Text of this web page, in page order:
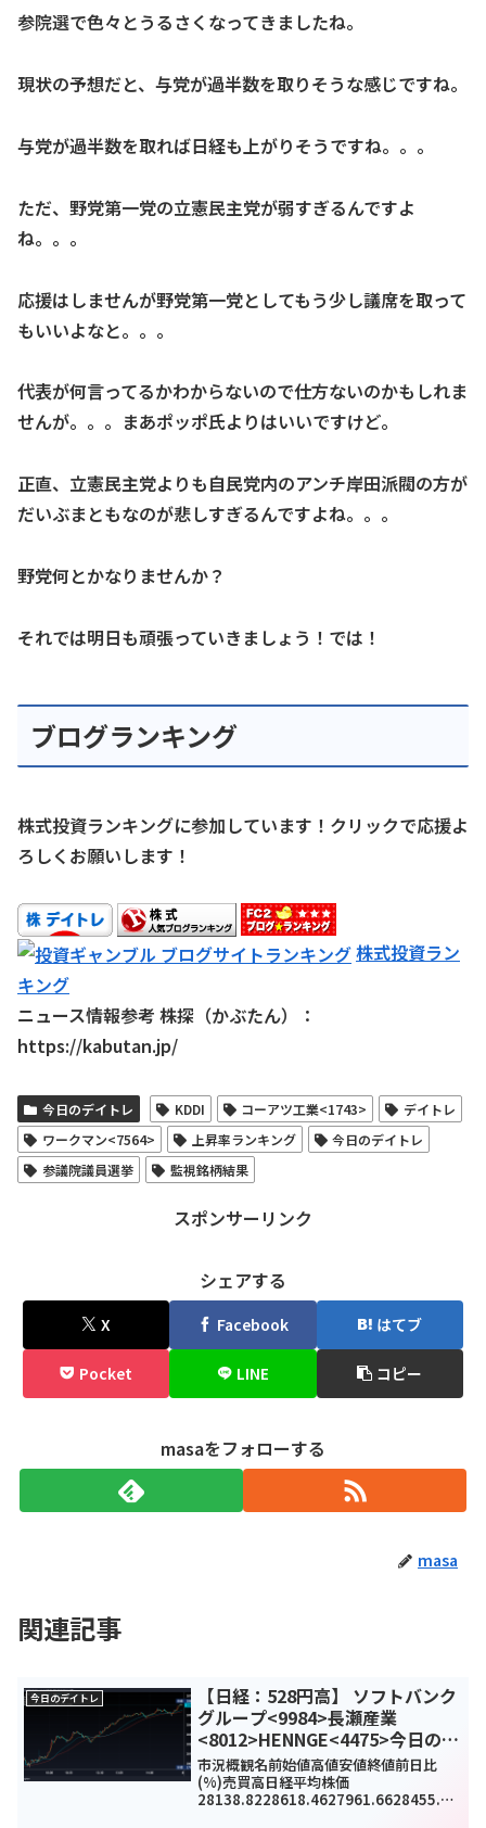
参院選で色々とうるさくなってきましたね。
現状の予想だと、与党が過半数を取りそうな感じですね。
与党が過半数を取れば日経も上がりそうですね。。。
ただ、野党第一党の立憲民主党が弱すぎるんですよ
ね。。。
応援はしませんが野党第一党としてもう少し議席を取って
もいいよなと。。。
代表が何言ってるかわからないので仕方ないのかもしれま
せんが。。。まあポッポ氏よりはいいですけど。
正直、立憲民主党よりも自民党内のアンチ岸田派閥の方が
だいぶまともなのが悲しすぎるんですよね。。。
野党何とかなりませんか？
それでは明日も頑張っていきましょう！では！
ブログランキング
株式投資ランキングに参加しています！クリックで応援よ
ろしくお願いします！
株式投資ラン
キング
ニュース情報参考 株探（かぶたん）：
https://kabutan.jp/
今日のデイトレ KDDI コーアツ工業<1743>
デイトレ
ワークマン<7564>
上昇率ランキング
今日のデイトレ
参議院議員選挙
監視銘柄結果
スポンサーリンク
シェアする
X Facebook はてブ
Pocket LINE コピー
masaをフォローする
masa
関連記事
今日のデイトレ
【日経：528円高】 ソフトバンク
グループ<9984>長瀬産業
<8012>HENNGE<4475>今日のデ
イトレ12月7日
市況概観名前始値高値安値終値前日比
(%)売買高日経平均株価
28138.8228618.4627961.6628455.65